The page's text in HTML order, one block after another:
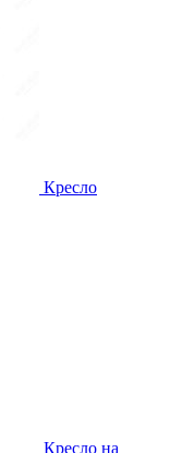
Кресло
Кресло на